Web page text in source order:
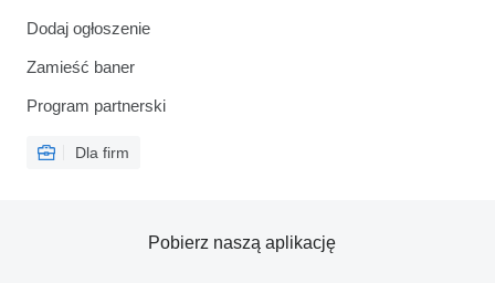
Dodaj ogłoszenie
Zamieść baner
Program partnerski
Dla firm
Pobierz naszą aplikację